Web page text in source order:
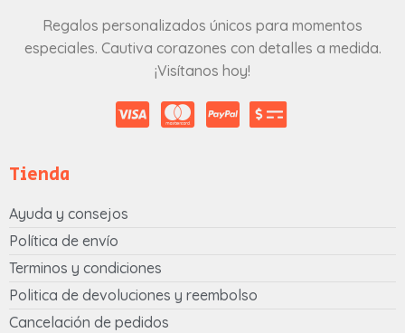
Regalos personalizados únicos para momentos
especiales. Cautiva corazones con detalles a medida.
¡Visítanos hoy!
Tienda
Ayuda y consejos
Política de envío
Terminos y condiciones
Politica de devoluciones y reembolso
Cancelación de pedidos